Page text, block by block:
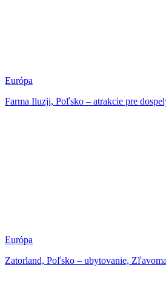
Európa
Farma Iluzji, Poľsko – atrakcie pre
Európa
Zatorland, Poľsko – ubytovanie,